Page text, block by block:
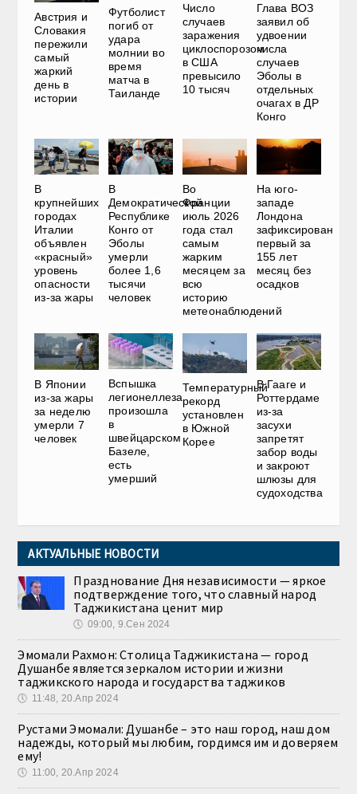
Австрия и
Словакия
пережили
самый
жаркий
день в
истории
Футболист
погиб от
удара
молнии во
время
матча в
Таиланде
Число
случаев
заражения
циклоспорозом
в США
превысило
10 тысяч
Глава ВОЗ
заявил об
удвоении
числа
случаев
Эболы в
отдельных
очагах в ДР
Конго
В
крупнейших
городах
Италии
объявлен
«красный»
уровень
опасности
из-за жары
В
Демократической
Республике
Конго от
Эболы
умерли
более 1,6
тысячи
человек
Во
Франции
июль 2026
года стал
самым
жарким
месяцем за
всю
историю
метеонаблюдений
На юго-
западе
Лондона
зафиксирован
первый за
155 лет
месяц без
осадков
В Японии
из-за жары
за неделю
умерли 7
человек
Вспышка
легионеллеза
произошла
в
швейцарском
Базеле,
есть
умерший
Температурный
рекорд
установлен
в Южной
Корее
В Гааге и
Роттердаме
из-за
засухи
запретят
забор воды
и закроют
шлюзы для
судоходства
АКТУАЛЬНЫЕ НОВОСТИ
Празднование Дня независимости — яркое
подтверждение того, что славный народ
Таджикистана ценит мир
🕔 09:00, 9.Сен 2024
Эмомали Рахмон: Столица Таджикистана — город
Душанбе является зеркалом истории и жизни
таджикского народа и государства таджиков
🕔 11:48, 20.Апр 2024
Рустами Эмомали: Душанбе – это наш город, наш дом
надежды, который мы любим, гордимся им и доверяем
ему!
🕔 11:00, 20.Апр 2024